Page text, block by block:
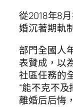
從2018年8
婚沉著期軌
部門全國人
表贊成，以
社區任務的
“能不克不
離婚后后悔